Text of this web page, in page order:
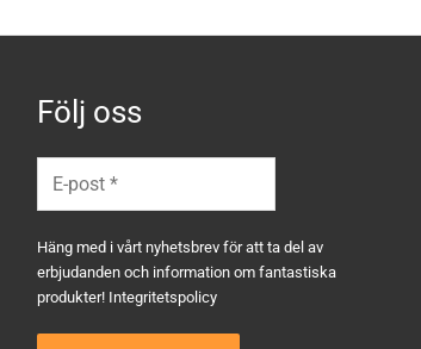
Följ oss
Häng med i vårt nyhetsbrev för att ta del av
erbjudanden och information om fantastiska
produkter! Integritetspolicy